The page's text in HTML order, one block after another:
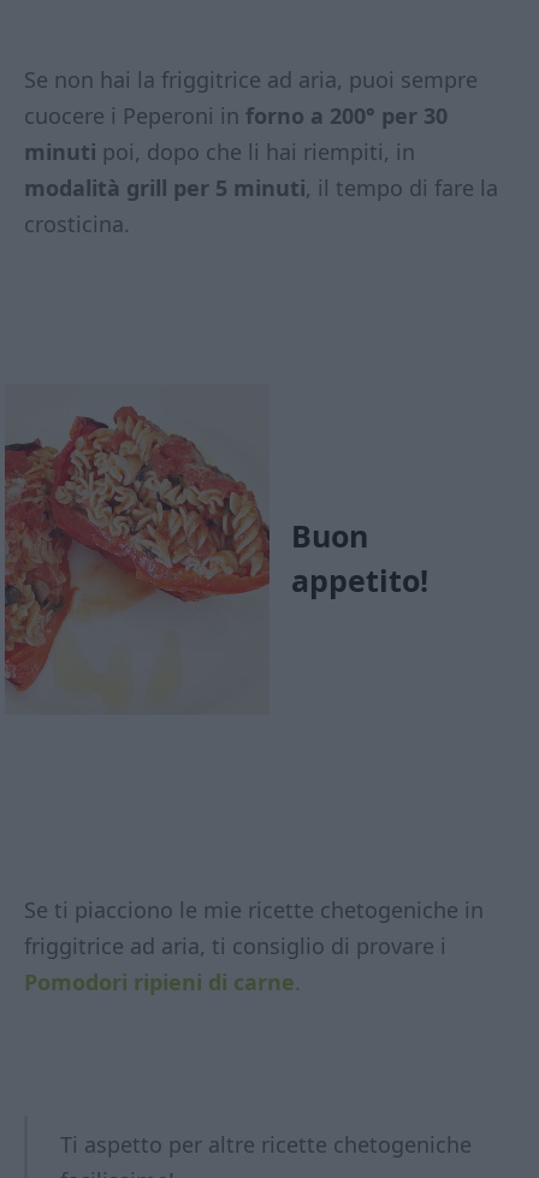
Se non hai la friggitrice ad aria, puoi sempre
cuocere i Peperoni in forno a 200° per 30
minuti poi, dopo che li hai riempiti, in
modalità grill per 5 minuti, il tempo di fare la
crosticina.
Buon
appetito!
Se ti piacciono le mie ricette chetogeniche in
friggitrice ad aria, ti consiglio di provare i
Pomodori ripieni di carne.
Ti aspetto per altre ricette chetogeniche